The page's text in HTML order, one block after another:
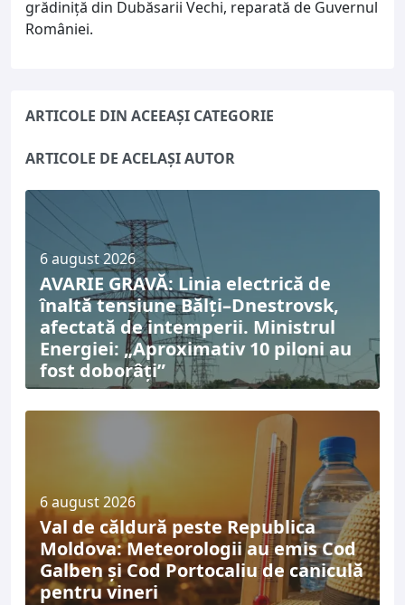
grădiniță din Dubăsarii Vechi, reparată de Guvernul
României.
ARTICOLE DIN ACEEAȘI CATEGORIE
ARTICOLE DE ACELAȘI AUTOR
6 august 2026
AVARIE GRAVĂ: Linia electrică de
înaltă tensiune Bălți–Dnestrovsk,
afectată de intemperii. Ministrul
Energiei: „Aproximativ 10 piloni au
fost doborâți”
6 august 2026
Val de căldură peste Republica
Moldova: Meteorologii au emis Cod
Galben și Cod Portocaliu de caniculă
pentru vineri